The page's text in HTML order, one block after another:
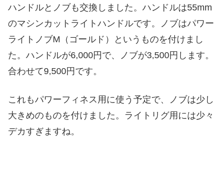
ハンドルとノブも交換しました。ハンドルは55mm
のマシンカットライトハンドルです。ノブはパワー
ライトノブM（ゴールド）というものを付けまし
た。ハンドルが6,000円で、ノブが3,500円します。
合わせて9,500円です。
これもパワーフィネス用に使う予定で、ノブは少し
大きめのものを付けました。ライトリグ用には少々
デカすぎますね。